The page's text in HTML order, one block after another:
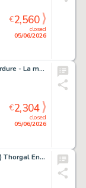
closed
05/06/2026
€2,560
JIJÉ (1914-1980) Tanguy et Laverdure - La mystérieuse...
closed
05/06/2026
€2,304
Grzegorz ROSINSKI (né en 1941) Thorgal Encre de Chine...